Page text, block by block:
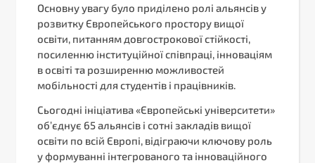
Основну увагу було приділено ролі альянсів у
розвитку Європейського простору вищої
освіти, питанням довгострокової стійкості,
посиленню інституційної співпраці, інноваціям
в освіті та розширенню можливостей
мобільності для студентів і працівників.
Сьогодні ініціатива «Європейські університети»
об’єднує 65 альянсів і сотні закладів вищої
освіти по всій Європі, відіграючи ключову роль
у формуванні інтегрованого та інноваційного